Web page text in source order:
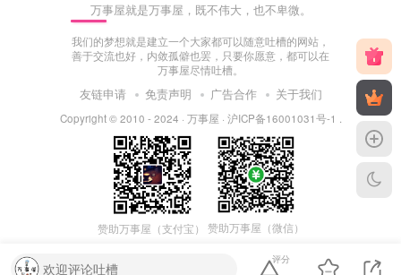
万事屋就是万事屋，既不伟大，也不卑微。
我们的梦想就是建立一个大家都可以随意吐槽的网站，
善于交流也好，内敛孤僻也罢，只要你愿意，都可以在
万事屋尽情吐槽。
友链申请 免责声明 广告合作 关于我们
Copyright © 2010 - 2024 · 万事屋 · 沪ICP备16001031号-1 .
赞助万事屋（支付宝） 赞助万事屋（微信）
欢迎评论吐槽
评分